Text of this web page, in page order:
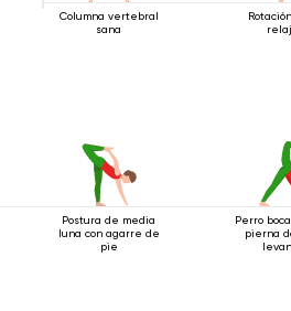
Columna vertebral
sana
Postura de media
luna con agarre de
pie
Perro
pierna